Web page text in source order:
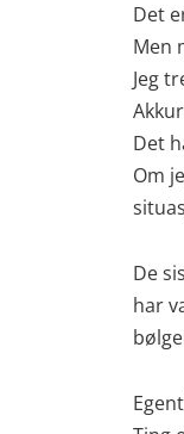
Det
Men
Jeg
Det
Om
De
har